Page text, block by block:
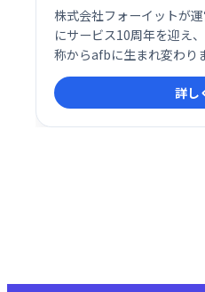
株式会社フォーイットが
にサービス10周年を迎え
称からafbに生まれ変わり
サイトを突破し、月の報
ナー様にも多数ご在籍いた
詳し